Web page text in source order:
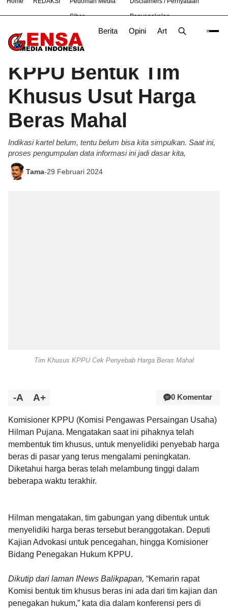
Siber Penyangkalan
Berita Opini Artikel
# Bekasi Hukum Nasional News TNI
Beranda/Berita
KPPU Bentuk Tim
Khusus Usut Harga
Beras Mahal
Indikasi kartel belum, tentu belum bisa kita simpulkan. Saat ini,
proses pengumpulan data informasi ini jadi dasar kita,
Tama-29 Februari 2024
Tim Khusus KPPU Cek Penyebab Harga Beras Mahal
-A A+ 0 Komentar
Komisioner KPPU (Komisi Pengawas Persaingan Usaha)
Hilman Pujana. Mengatakan saat ini pihaknya telah
membentuk tim khusus, untuk menyelidiki penyebab harga
beras di pasar yang terus mengalami peningkatan.
Diketahui harga beras telah melambung tinggi dalam
beberapa waktu terakhir.
Hilman mengatakan, tim gabungan yang dibentuk untuk
menyelidiki harga beras tersebut beranggotakan. Deputi
Kajian Advokasi untuk pencegahan, hingga Komisioner
Bidang Penegakan Hukum KPPU.
Dikutip dari laman INews Balikpapan, “Kemarin rapat
Komisi bentuk tim khusus beras ini ada dari tim kajian dan
penegakan hukum,” kata dia dalam konferensi pers di